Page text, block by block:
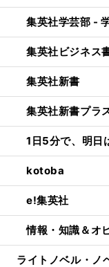
集英社学芸部 -
集英社ビジネス
集英社新書
集英社新書プラ
1日5分で、明日
kotoba
e!集英社
情報・知識＆オ
ライトノベル・ノ